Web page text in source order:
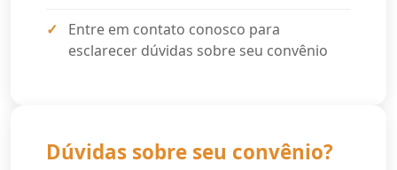
Entre em contato conosco para
esclarecer dúvidas sobre seu convênio
Dúvidas sobre seu convênio?